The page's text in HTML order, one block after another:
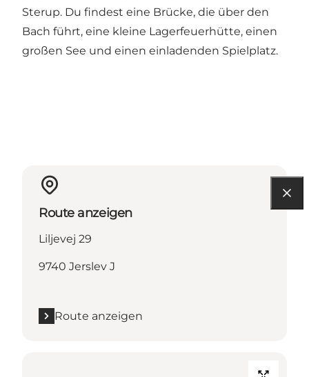
Sterup. Du findest eine Brücke, die über den
Bach führt, eine kleine Lagerfeuerhütte, einen
großen See und einen einladenden Spielplatz.
Route anzeigen
Liljevej 29
9740 Jerslev J
Route anzeigen